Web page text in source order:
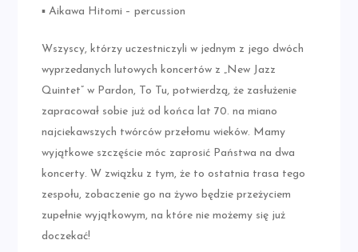
▪ Aikawa Hitomi – percussion
Wszyscy, którzy uczestniczyli w jednym z jego dwóch
wyprzedanych lutowych koncertów z „New Jazz
Quintet” w Pardon, To Tu, potwierdzą, że zasłużenie
zapracował sobie już od końca lat 70. na miano
najciekawszych twórców przełomu wieków. Mamy
wyjątkowe szczęście móc zaprosić Państwa na dwa
koncerty. W związku z tym, że to ostatnia trasa tego
zespołu, zobaczenie go na żywo będzie przeżyciem
zupełnie wyjątkowym, na które nie możemy się już
doczekać!